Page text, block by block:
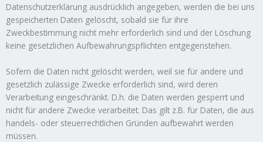
Datenschutzerklärung ausdrücklich angegeben, werden die bei uns
gespeicherten Daten gelöscht, sobald sie für ihre
Zweckbestimmung nicht mehr erforderlich sind und der Löschung
keine gesetzlichen Aufbewahrungspflichten entgegenstehen.
Sofern die Daten nicht gelöscht werden, weil sie für andere und
gesetzlich zulässige Zwecke erforderlich sind, wird deren
Verarbeitung eingeschränkt. D.h. die Daten werden gesperrt und
nicht für andere Zwecke verarbeitet. Das gilt z.B. für Daten, die aus
handels- oder steuerrechtlichen Gründen aufbewahrt werden
müssen.